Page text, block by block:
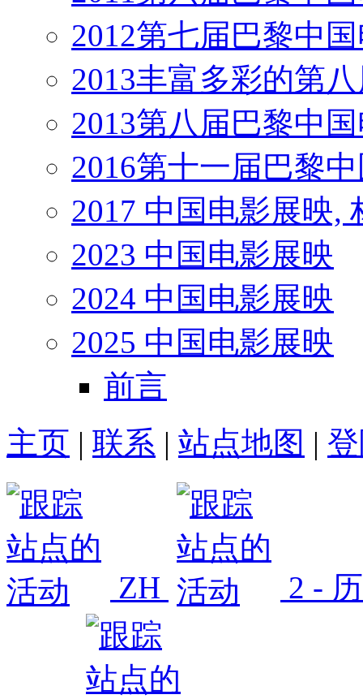
2012第七届巴黎中
2013丰富多彩的第
2013第八届巴黎中
2016第十一届巴黎
2017 中国电影展映,
2023 中国电影展映
2024 中国电影展映
2025 中国电影展映
前言
主页 | 联系 | 站点地图 |
ZH 2 -